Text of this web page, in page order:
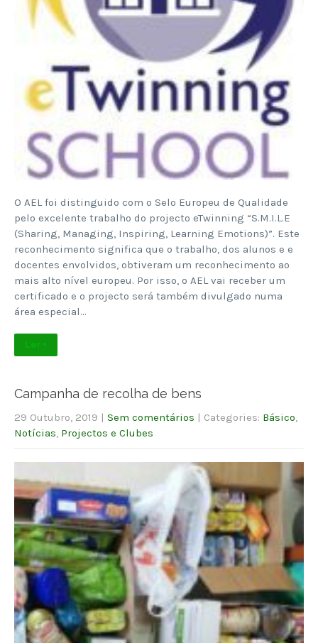
O AEL foi distinguido com o Selo Europeu de Qualidade
pelo excelente trabalho do projecto eTwinning “S.M.I.L.E
(Sharing, Managing, Inspiring, Learning Emotions)”. Este
reconhecimento significa que o trabalho, dos alunos e e
docentes envolvidos, obtiveram um reconhecimento ao
mais alto nível europeu. Por isso, o AEL vai receber um
certificado e o projecto será também divulgado numa
área especial…
Ler +
Campanha de recolha de bens
29 Outubro, 2019 | Sem comentários | Categories: Básico
Notícias Projectos e Clubes